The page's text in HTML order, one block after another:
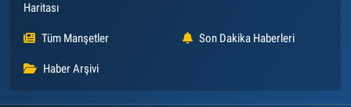
Haritası
Tüm Manşetler Son Dakika Haberleri
Haber Arşivi